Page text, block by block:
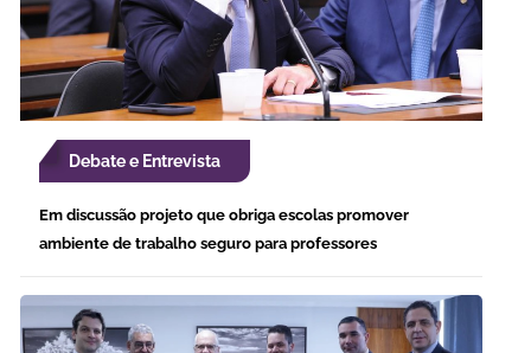
Debate e Entrevista
Em discussão projeto que obriga escolas promover
ambiente de trabalho seguro para professores